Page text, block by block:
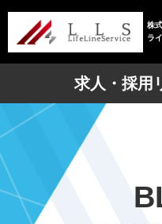
株
ラ
求人・採用